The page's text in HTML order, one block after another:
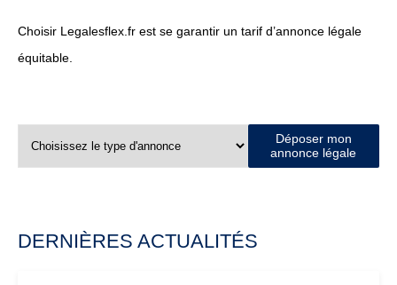
Choisir Legalesflex.fr est se garantir un tarif d’annonce légale
équitable.
Déposer mon
annonce légale
DERNIÈRES ACTUALITÉS